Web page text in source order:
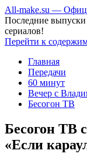
All-make.su —
Последние
сериалов!
Перейти к
Главная
Передачи
60 минут
Вечер с
Бесогон ТВ
Бесогон ТВ
«Если